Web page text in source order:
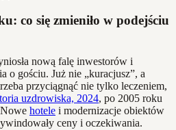
co się zmieniło w podejściu
nową falę inwestorów i
o gościu. Już nie „kuracjusz”, a
przyciągnąć nie tylko leczeniem,
uzdrowiska, 2024, po 2005 roku
hotele i modernizacje obiektów
ceny i oczekiwania.